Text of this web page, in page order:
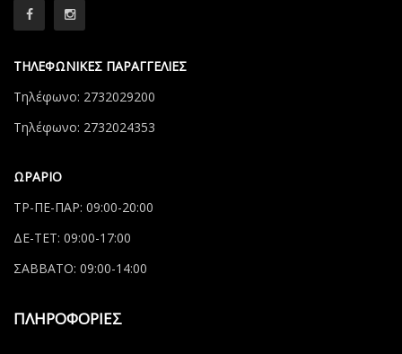
ΤΗΛΕΦΩΝΙΚΕΣ ΠΑΡΑΓΓΕΛΙΕΣ
Τηλέφωνο: 2732029200
Τηλέφωνο: 2732024353
ΩΡΑΡΙΟ
ΤΡ-ΠΕ-ΠΑΡ: 09:00-20:00
ΔΕ-ΤΕΤ: 09:00-17:00
ΣΑΒΒΑΤΟ: 09:00-14:00
ΠΛΗΡΟΦΟΡΙΕΣ